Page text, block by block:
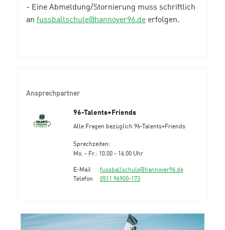
- Eine Abmeldung/Stornierung muss schriftlich
an fussballschule@hannover96.de erfolgen.
Ansprechpartner
96-Talents+Friends
Alle Fragen bezüglich 96-Talents+Friends
Sprechzeiten:
Mo. - Fr.: 10.00 - 16.00 Uhr
E-Mail
fussballschule@hannover96.de
Telefon
0511 96900-173